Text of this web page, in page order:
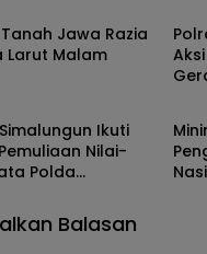
Jawa Razia
Larut Malam
Ikuti
Nilai-
Polda
Balasan